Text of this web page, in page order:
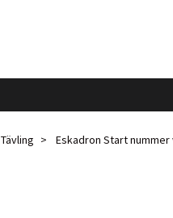
Tävling Eskadron Start nummer